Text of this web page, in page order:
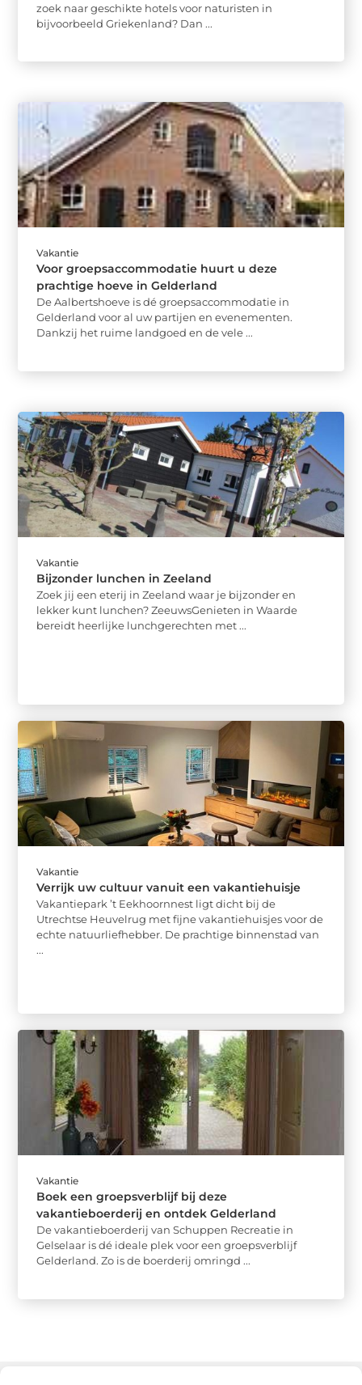
zoek naar geschikte hotels voor naturisten in
bijvoorbeeld Griekenland? Dan ...
Vakantie
Voor groepsaccommodatie huurt u deze
prachtige hoeve in Gelderland
De Aalbertshoeve is dé groepsaccommodatie in
Gelderland voor al uw partijen en evenementen.
Dankzij het ruime landgoed en de vele ...
Vakantie
Bijzonder lunchen in Zeeland
Zoek jij een eterij in Zeeland waar je bijzonder en
lekker kunt lunchen? ZeeuwsGenieten in Waarde
bereidt heerlijke lunchgerechten met ...
Vakantie
Verrijk uw cultuur vanuit een vakantiehuisje
Vakantiepark ’t Eekhoornnest ligt dicht bij de
Utrechtse Heuvelrug met fijne vakantiehuisjes voor de
echte natuurliefhebber. De prachtige binnenstad van
...
Vakantie
Boek een groepsverblijf bij deze
vakantieboerderij en ontdek Gelderland
De vakantieboerderij van Schuppen Recreatie in
Gelselaar is dé ideale plek voor een groepsverblijf
Gelderland. Zo is de boerderij omringd ...